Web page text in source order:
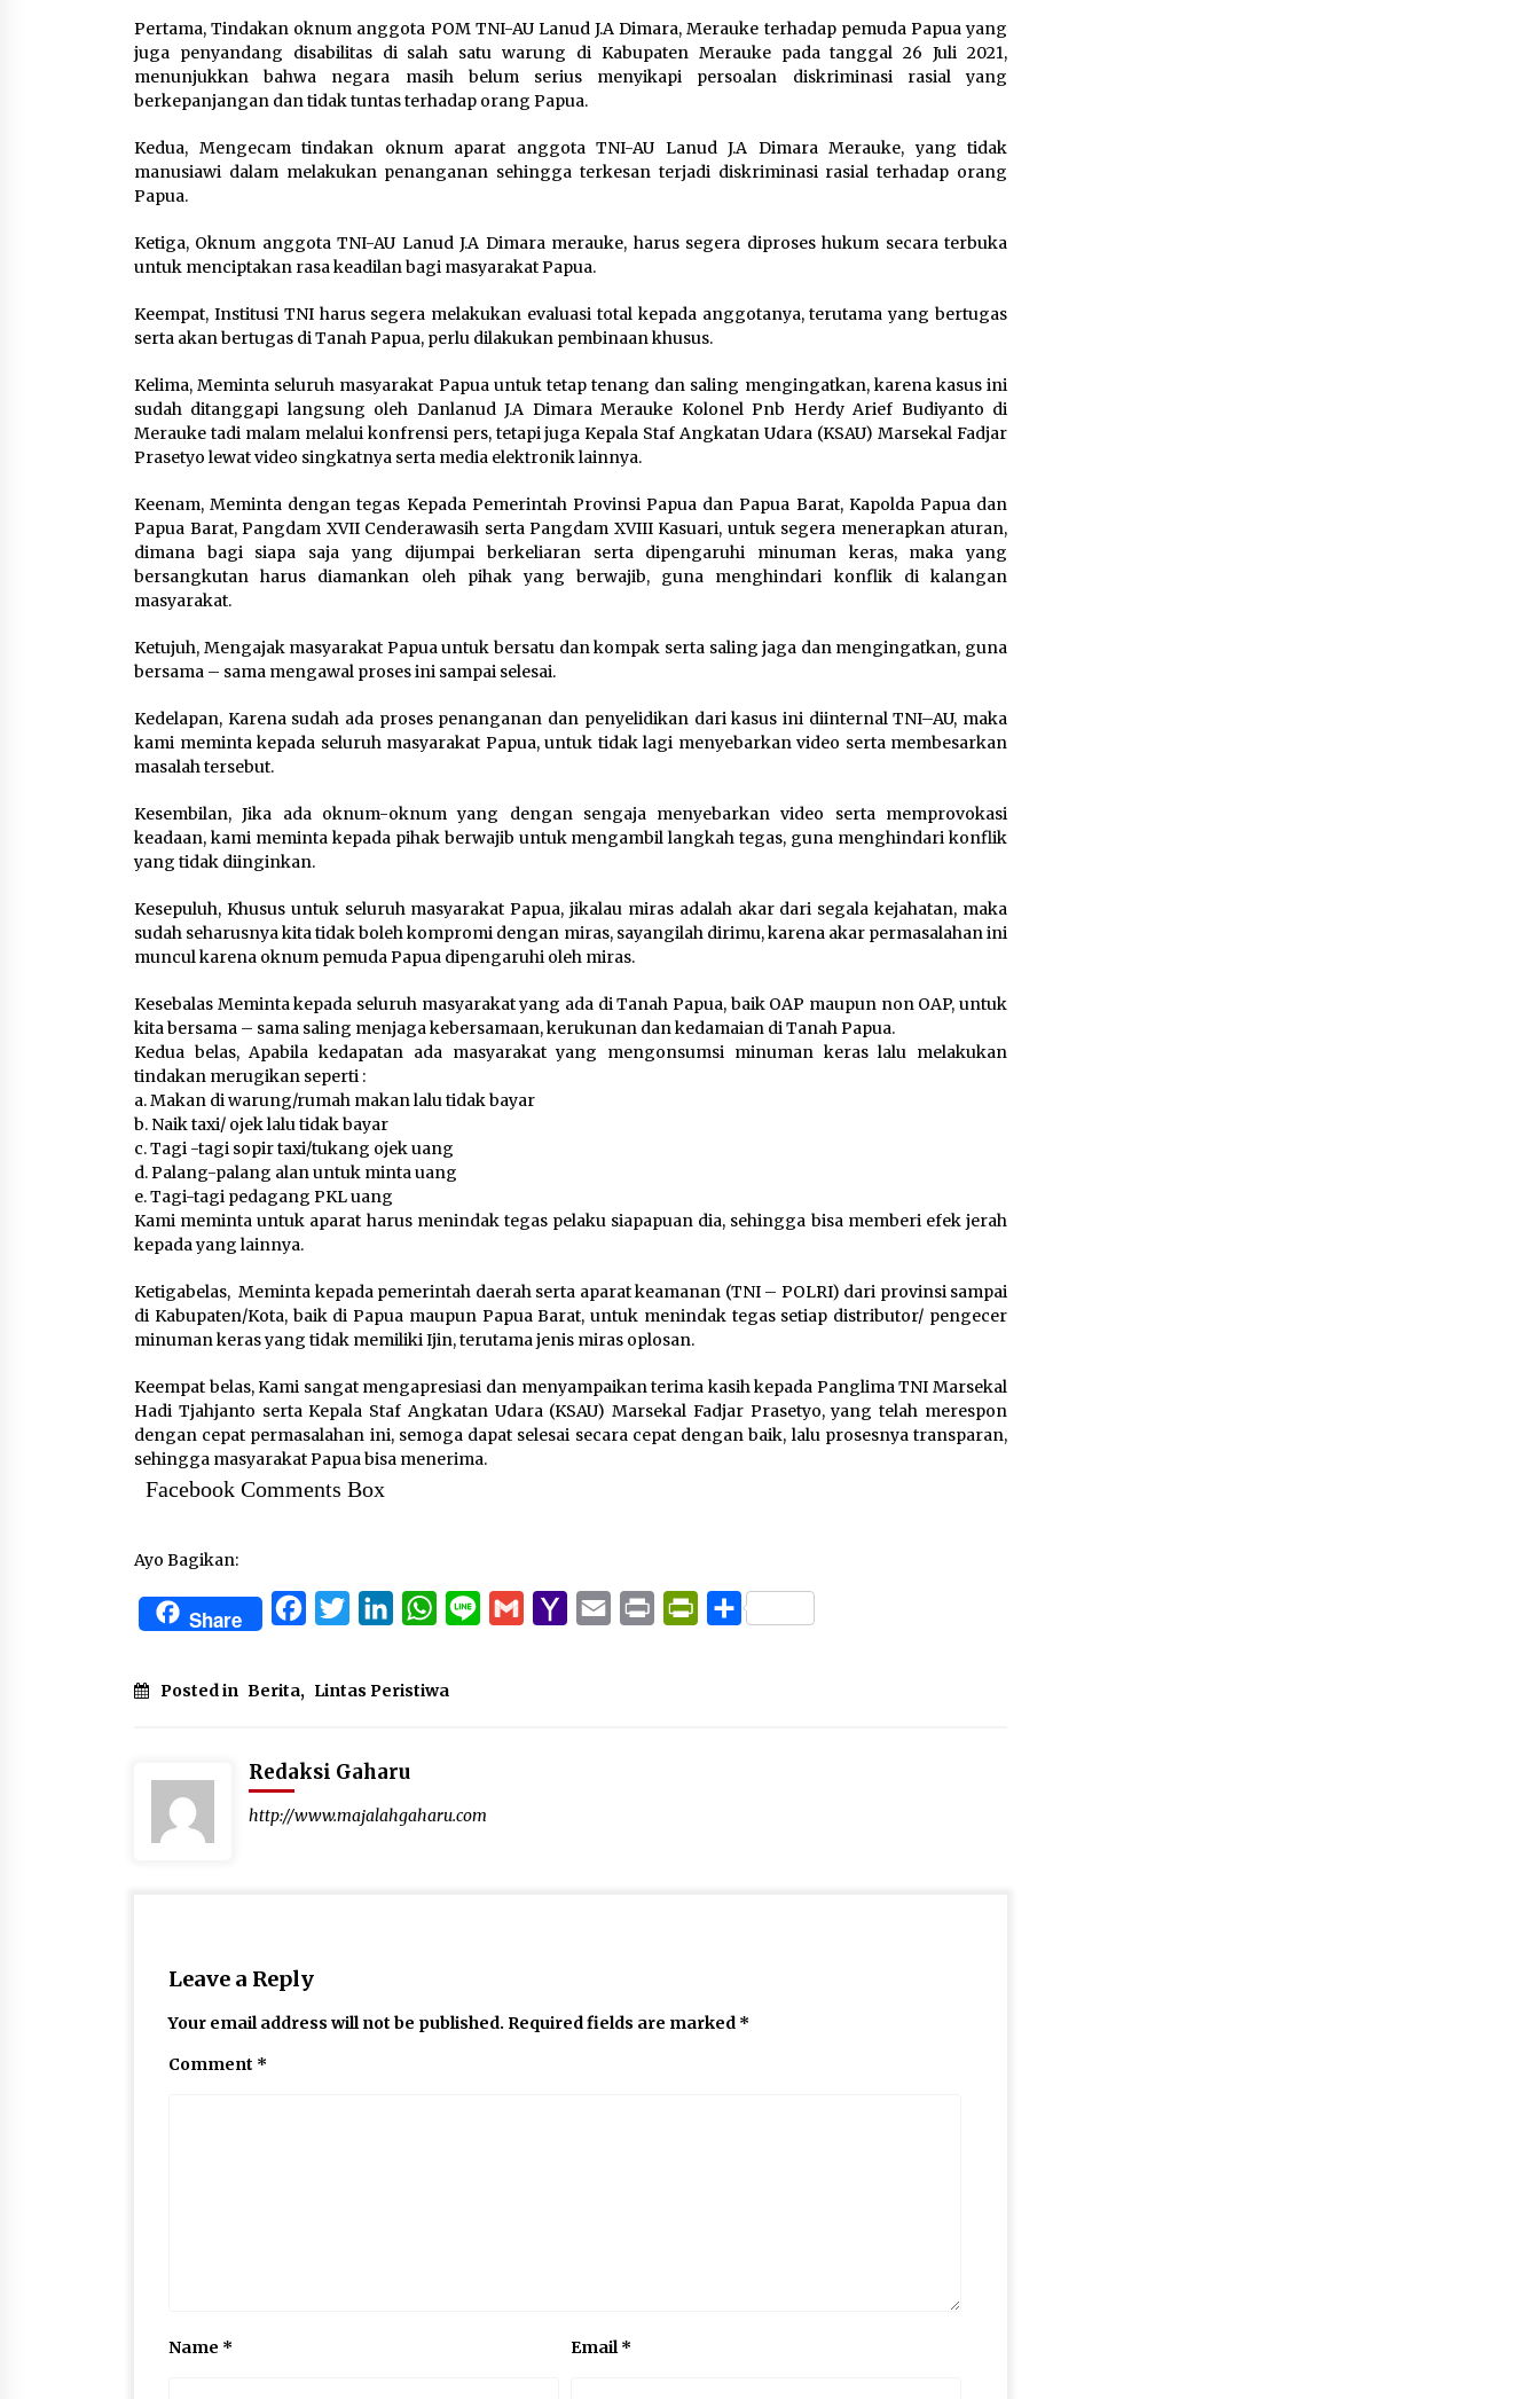
Pertama, Tindakan oknum anggota POM TNI-AU Lanud J.A Dimara, Merauke terhadap pemuda Papua yang
juga penyandang disabilitas di salah satu warung di Kabupaten Merauke pada tanggal 26 Juli 2021,
menunjukkan bahwa negara masih belum serius menyikapi persoalan diskriminasi rasial yang
berkepanjangan dan tidak tuntas terhadap orang Papua.
Kedua, Mengecam tindakan oknum aparat anggota TNI-AU Lanud J.A Dimara Merauke, yang tidak
manusiawi dalam melakukan penanganan sehingga terkesan terjadi diskriminasi rasial terhadap orang
Papua.
Ketiga, Oknum anggota TNI-AU Lanud J.A Dimara merauke, harus segera diproses hukum secara terbuka
untuk menciptakan rasa keadilan bagi masyarakat Papua.
Keempat, Institusi TNI harus segera melakukan evaluasi total kepada anggotanya, terutama yang bertugas
serta akan bertugas di Tanah Papua, perlu dilakukan pembinaan khusus.
Kelima, Meminta seluruh masyarakat Papua untuk tetap tenang dan saling mengingatkan, karena kasus ini
sudah ditanggapi langsung oleh Danlanud J.A Dimara Merauke Kolonel Pnb Herdy Arief Budiyanto di
Merauke tadi malam melalui konfrensi pers, tetapi juga Kepala Staf Angkatan Udara (KSAU) Marsekal Fadjar
Prasetyo lewat video singkatnya serta media elektronik lainnya.
Keenam, Meminta dengan tegas Kepada Pemerintah Provinsi Papua dan Papua Barat, Kapolda Papua dan
Papua Barat, Pangdam XVII Cenderawasih serta Pangdam XVIII Kasuari, untuk segera menerapkan aturan,
dimana bagi siapa saja yang dijumpai berkeliaran serta dipengaruhi minuman keras, maka yang
bersangkutan harus diamankan oleh pihak yang berwajib, guna menghindari konflik di kalangan
masyarakat.
Ketujuh, Mengajak masyarakat Papua untuk bersatu dan kompak serta saling jaga dan mengingatkan, guna
bersama – sama mengawal proses ini sampai selesai.
Kedelapan, Karena sudah ada proses penanganan dan penyelidikan dari kasus ini diinternal TNI–AU, maka
kami meminta kepada seluruh masyarakat Papua, untuk tidak lagi menyebarkan video serta membesarkan
masalah tersebut.
Kesembilan, Jika ada oknum-oknum yang dengan sengaja menyebarkan video serta memprovokasi
keadaan, kami meminta kepada pihak berwajib untuk mengambil langkah tegas, guna menghindari konflik
yang tidak diinginkan.
Kesepuluh, Khusus untuk seluruh masyarakat Papua, jikalau miras adalah akar dari segala kejahatan, maka
sudah seharusnya kita tidak boleh kompromi dengan miras, sayangilah dirimu, karena akar permasalahan ini
muncul karena oknum pemuda Papua dipengaruhi oleh miras.
Kesebalas Meminta kepada seluruh masyarakat yang ada di Tanah Papua, baik OAP maupun non OAP, untuk
kita bersama – sama saling menjaga kebersamaan, kerukunan dan kedamaian di Tanah Papua.
Kedua belas, Apabila kedapatan ada masyarakat yang mengonsumsi minuman keras lalu melakukan
tindakan merugikan seperti :
a. Makan di warung/rumah makan lalu tidak bayar
b. Naik taxi/ ojek lalu tidak bayar
c. Tagi -tagi sopir taxi/tukang ojek uang
d. Palang-palang alan untuk minta uang
e. Tagi-tagi pedagang PKL uang
Kami meminta untuk aparat harus menindak tegas pelaku siapapuan dia, sehingga bisa memberi efek jerah
kepada yang lainnya.
Ketigabelas, Meminta kepada pemerintah daerah serta aparat keamanan (TNI – POLRI) dari provinsi sampai
di Kabupaten/Kota, baik di Papua maupun Papua Barat, untuk menindak tegas setiap distributor/ pengecer
minuman keras yang tidak memiliki Ijin, terutama jenis miras oplosan.
Keempat belas, Kami sangat mengapresiasi dan menyampaikan terima kasih kepada Panglima TNI Marsekal
Hadi Tjahjanto serta Kepala Staf Angkatan Udara (KSAU) Marsekal Fadjar Prasetyo, yang telah merespon
dengan cepat permasalahan ini, semoga dapat selesai secara cepat dengan baik, lalu prosesnya transparan,
sehingga masyarakat Papua bisa menerima.
Facebook Comments Box
Ayo Bagikan:
Share FacebookTwitterLinkedInWhatsApp
Line Gmail Yahoo Email Print PrintFriendly
Share
Posted in Berita, Lintas Peristiwa
Redaksi Gaharu
http://www.majalahgaharu.com
Leave a Reply
Your email address will not be published. Required fields are marked *
Comment *
Name * Email*